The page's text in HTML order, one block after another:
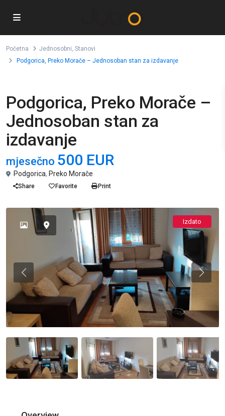
Početna Jednosobni, Stanovi
Podgorica, Preko Morače – Jednosoban stan za izdavanje
Podgorica, Preko Morače –
Jednosoban stan za
izdavanje
mjesečno 500 EUR
Podgorica, Preko Morače
Share Favorite Print
Izdato
Previous